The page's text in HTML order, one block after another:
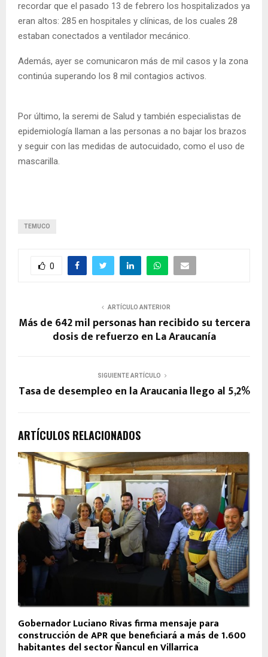
recordar que el pasado 13 de febrero los hospitalizados ya
eran altos: 285 en hospitales y clínicas, de los cuales 28
estaban conectados a ventilador mecánico.
Además, ayer se comunicaron más de mil casos y la zona
continúa superando los 8 mil contagios activos.
Por último, la seremi de Salud y también especialistas de
epidemiología llaman a las personas a no bajar los brazos
y seguir con las medidas de autocuidado, como el uso de
mascarilla.
TEMUCO
0
ARTÍCULO ANTERIOR
Más de 642 mil personas han recibido su tercera
dosis de refuerzo en La Araucanía
SIGUIENTE ARTÍCULO
Tasa de desempleo en la Araucania llego al 5,2%
ARTÍCULOS RELACIONADOS
Gobernador Luciano Rivas firma mensaje para
construcción de APR que beneficiará a más de 1.600
habitantes del sector Ñancul en Villarrica